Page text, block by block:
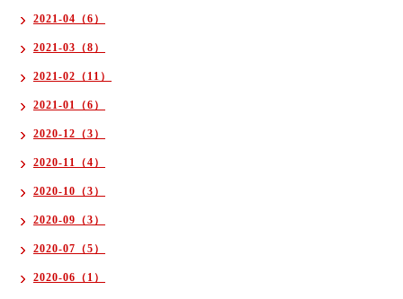
2021-04（6）
2021-03（8）
2021-02（11）
2021-01（6）
2020-12（3）
2020-11（4）
2020-10（3）
2020-09（3）
2020-07（5）
2020-06（1）